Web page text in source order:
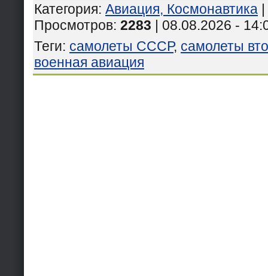
Категория: Авиация, Космонавтика |
Просмотров: 2283 | 08.08.2026 -
Теги: самолеты СССР, самолеты
военная авиация